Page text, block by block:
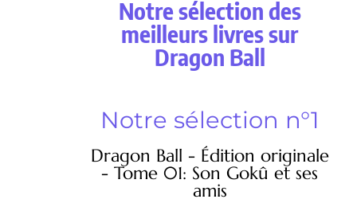
Notre sélection des
meilleurs livres sur
Dragon Ball
Notre sélection n°1
Dragon Ball - Édition originale
- Tome 01: Son Gokû et ses
amis